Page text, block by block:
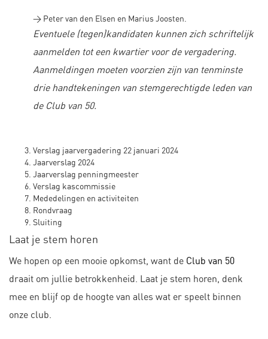
> Peter van den Elsen en Marius Joosten.
Eventuele (tegen)kandidaten kunnen zich schriftelijk
aanmelden tot een kwartier voor de vergadering.
Aanmeldingen moeten voorzien zijn van tenminste
drie handtekeningen van stemgerechtigde leden van
de Club van 50.
Verslag jaarvergadering 22 januari 2024
Jaarverslag 2024
Jaarverslag penningmeester
Verslag kascommissie
Mededelingen en activiteiten
Rondvraag
Sluiting
Laat je stem horen
We hopen op een mooie opkomst, want de Club van 50
draait om jullie betrokkenheid. Laat je stem horen, denk
mee en blijf op de hoogte van alles wat er speelt binnen
onze club.